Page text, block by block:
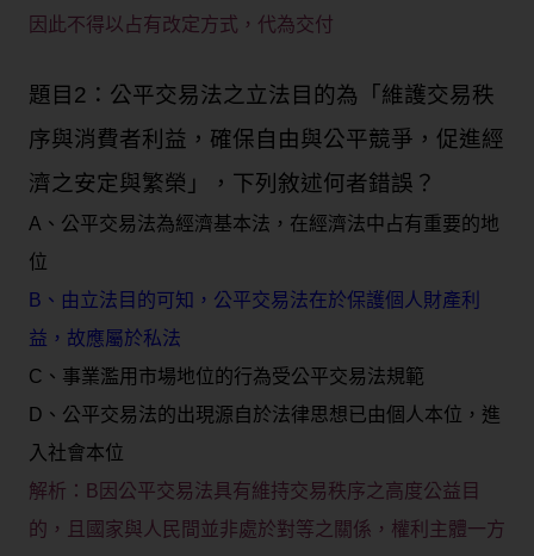
因此不得以占有改定方式，代為交付
題目2：公平交易法之立法目的為「維護交易秩
序與消費者利益，確保自由與公平競爭，促進經
濟之安定與繁榮」，下列敘述何者錯誤？
A、公平交易法為經濟基本法，在經濟法中占有重要的地
位
B、由立法目的可知，公平交易法在於保護個人財產利
益，故應屬於私法
C、事業濫用市場地位的行為受公平交易法規範
D、公平交易法的出現源自於法律思想已由個人本位，進
入社會本位
解析： B因公平交易法具有維持交易秩序之高度公益目
的，且國家與人民間並非處於對等之關係，權利主體一方